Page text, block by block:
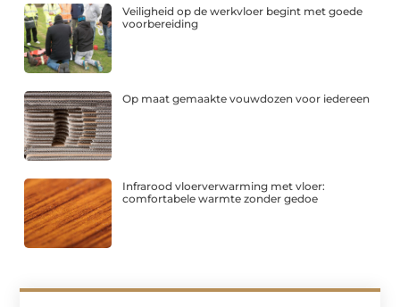
Veiligheid op de werkvloer begint met goede
voorbereiding
Op maat gemaakte vouwdozen voor iedereen
Infrarood vloerverwarming met vloer:
comfortabele warmte zonder gedoe